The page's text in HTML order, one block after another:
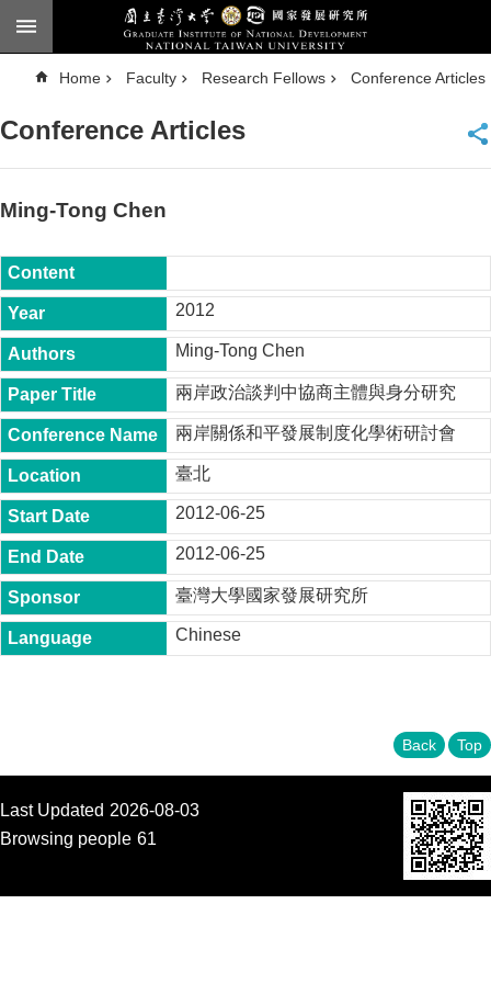
Skip to main content
n
c
d
e
a
h
National
Taiwan
University
Chinese
F
a
c
u
l
t
y
P
h
.
D
.
P
m
M
.
P
Home Faculty Research Fellows Conference Articles
Conference Articles
Ming-Tong Chen
2012
Ming-Tong Chen
兩岸政治談判中協商主體與身分研究
兩岸關係和平發展制度化學術研討會
臺北
2012-06-25
2012-06-25
臺灣大學國家發展研究所
Chinese
Back Top
Last Updated 2026-08-03
Browsing people 61